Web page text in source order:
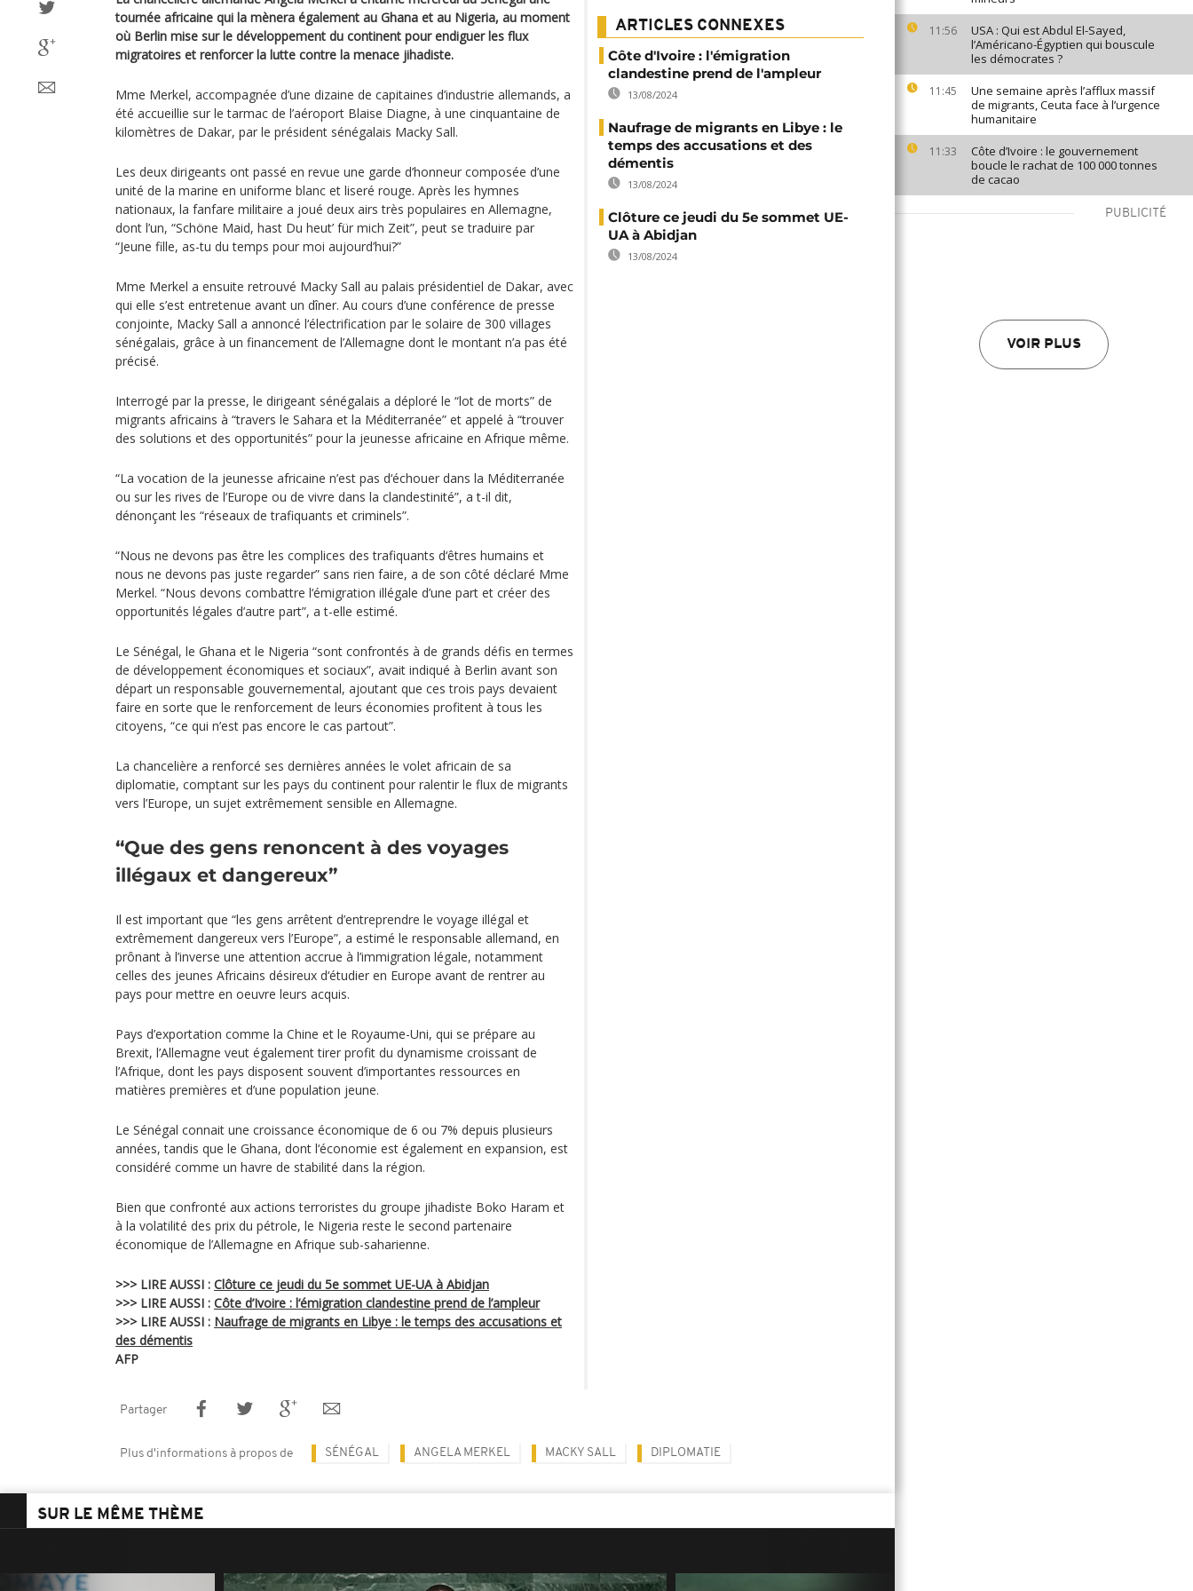
11:56
USA : Qui est Abdul El-Sayed,
l’Américano-Égyptien qui bouscule
les démocrates ?
11:45
Une semaine après l’afflux massif
de migrants, Ceuta face à l’urgence
humanitaire
11:33
Côte d’Ivoire : le gouvernement
boucle le rachat de 100 000 tonnes
de cacao
PUBLICITÉ
VOIR PLUS
tournée africaine qui la mènera également au Ghana et au Nigeria, au moment
où Berlin mise sur le développement du continent pour endiguer les flux
migratoires et renforcer la lutte contre la menace jihadiste.
Mme Merkel, accompagnée d’une dizaine de capitaines d’industrie allemands, a
été accueillie sur le tarmac de l’aéroport Blaise Diagne, à une cinquantaine de
kilomètres de Dakar, par le président sénégalais Macky Sall.
Les deux dirigeants ont passé en revue une garde d’honneur composée d’une
unité de la marine en uniforme blanc et liseré rouge. Après les hymnes
nationaux, la fanfare militaire a joué deux airs très populaires en Allemagne,
dont l’un, “Schöne Maid, hast Du heut’ für mich Zeit”, peut se traduire par
“Jeune fille, as-tu du temps pour moi aujourd’hui?”
Mme Merkel a ensuite retrouvé Macky Sall au palais présidentiel de Dakar, avec
qui elle s’est entretenue avant un dîner. Au cours d’une conférence de presse
conjointe, Macky Sall a annoncé l‘électrification par le solaire de 300 villages
sénégalais, grâce à un financement de l’Allemagne dont le montant n’a pas été
précisé.
Interrogé par la presse, le dirigeant sénégalais a déploré le “lot de morts” de
migrants africains à “travers le Sahara et la Méditerranée” et appelé à “trouver
des solutions et des opportunités” pour la jeunesse africaine en Afrique même.
“La vocation de la jeunesse africaine n’est pas d‘échouer dans la Méditerranée
ou sur les rives de l’Europe ou de vivre dans la clandestinité”, a t-il dit,
dénonçant les “réseaux de trafiquants et criminels”.
“Nous ne devons pas être les complices des trafiquants d‘êtres humains et
nous ne devons pas juste regarder” sans rien faire, a de son côté déclaré Mme
Merkel. “Nous devons combattre l‘émigration illégale d’une part et créer des
opportunités légales d’autre part”, a t-elle estimé.
Le Sénégal, le Ghana et le Nigeria “sont confrontés à de grands défis en termes
de développement économiques et sociaux”, avait indiqué à Berlin avant son
départ un responsable gouvernemental, ajoutant que ces trois pays devaient
faire en sorte que le renforcement de leurs économies profitent à tous les
citoyens, “ce qui n’est pas encore le cas partout”.
La chancelière a renforcé ses dernières années le volet africain de sa
diplomatie, comptant sur les pays du continent pour ralentir le flux de migrants
vers l’Europe, un sujet extrêmement sensible en Allemagne.
“Que des gens renoncent à des voyages
illégaux et dangereux”
Il est important que “les gens arrêtent d’entreprendre le voyage illégal et
extrêmement dangereux vers l’Europe”, a estimé le responsable allemand, en
prônant à l’inverse une attention accrue à l’immigration légale, notamment
celles des jeunes Africains désireux d‘étudier en Europe avant de rentrer au
pays pour mettre en oeuvre leurs acquis.
Pays d’exportation comme la Chine et le Royaume-Uni, qui se prépare au
Brexit, l’Allemagne veut également tirer profit du dynamisme croissant de
l’Afrique, dont les pays disposent souvent d’importantes ressources en
matières premières et d’une population jeune.
Le Sénégal connait une croissance économique de 6 ou 7% depuis plusieurs
années, tandis que le Ghana, dont l‘économie est également en expansion, est
considéré comme un havre de stabilité dans la région.
Bien que confronté aux actions terroristes du groupe jihadiste Boko Haram et
à la volatilité des prix du pétrole, le Nigeria reste le second partenaire
économique de l’Allemagne en Afrique sub-saharienne.
>>> LIRE AUSSI : Clôture ce jeudi du 5e sommet UE-UA à Abidjan
>>> LIRE AUSSI : Côte d’Ivoire : l‘émigration clandestine prend de l’ampleur
>>> LIRE AUSSI : Naufrage de migrants en Libye : le temps des accusations et
des démentis
AFP
ARTICLES CONNEXES
Côte d'Ivoire : l'émigration
clandestine prend de l'ampleur
13/08/2024
Naufrage de migrants en Libye : le
temps des accusations et des
démentis
13/08/2024
Clôture ce jeudi du 5e sommet UE-
UA à Abidjan
13/08/2024
Partager
Plus d'informations à propos de SÉNÉGAL ANGELA MERKEL MACKY SALL DIPLOMATIE
SUR LE MÊME THÈME